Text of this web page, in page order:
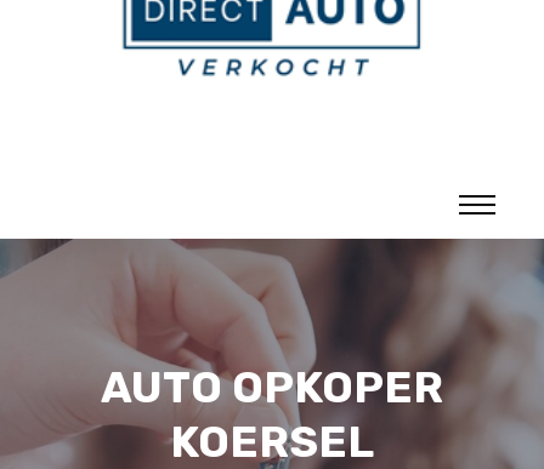
AUTO OPKOPER
KOERSEL